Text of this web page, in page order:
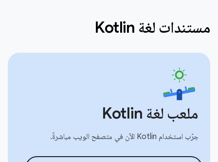
مستندات لغة Kotlin
ملعب لغة Kotlin
جرّب استخدام Kotlin الآن في متصفح الويب مباشرةً.